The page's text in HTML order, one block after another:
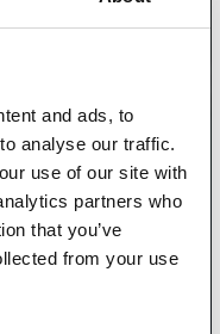
and ads, to
analyse our traffic.
use of our site with
partners who
that you’ve
from your use